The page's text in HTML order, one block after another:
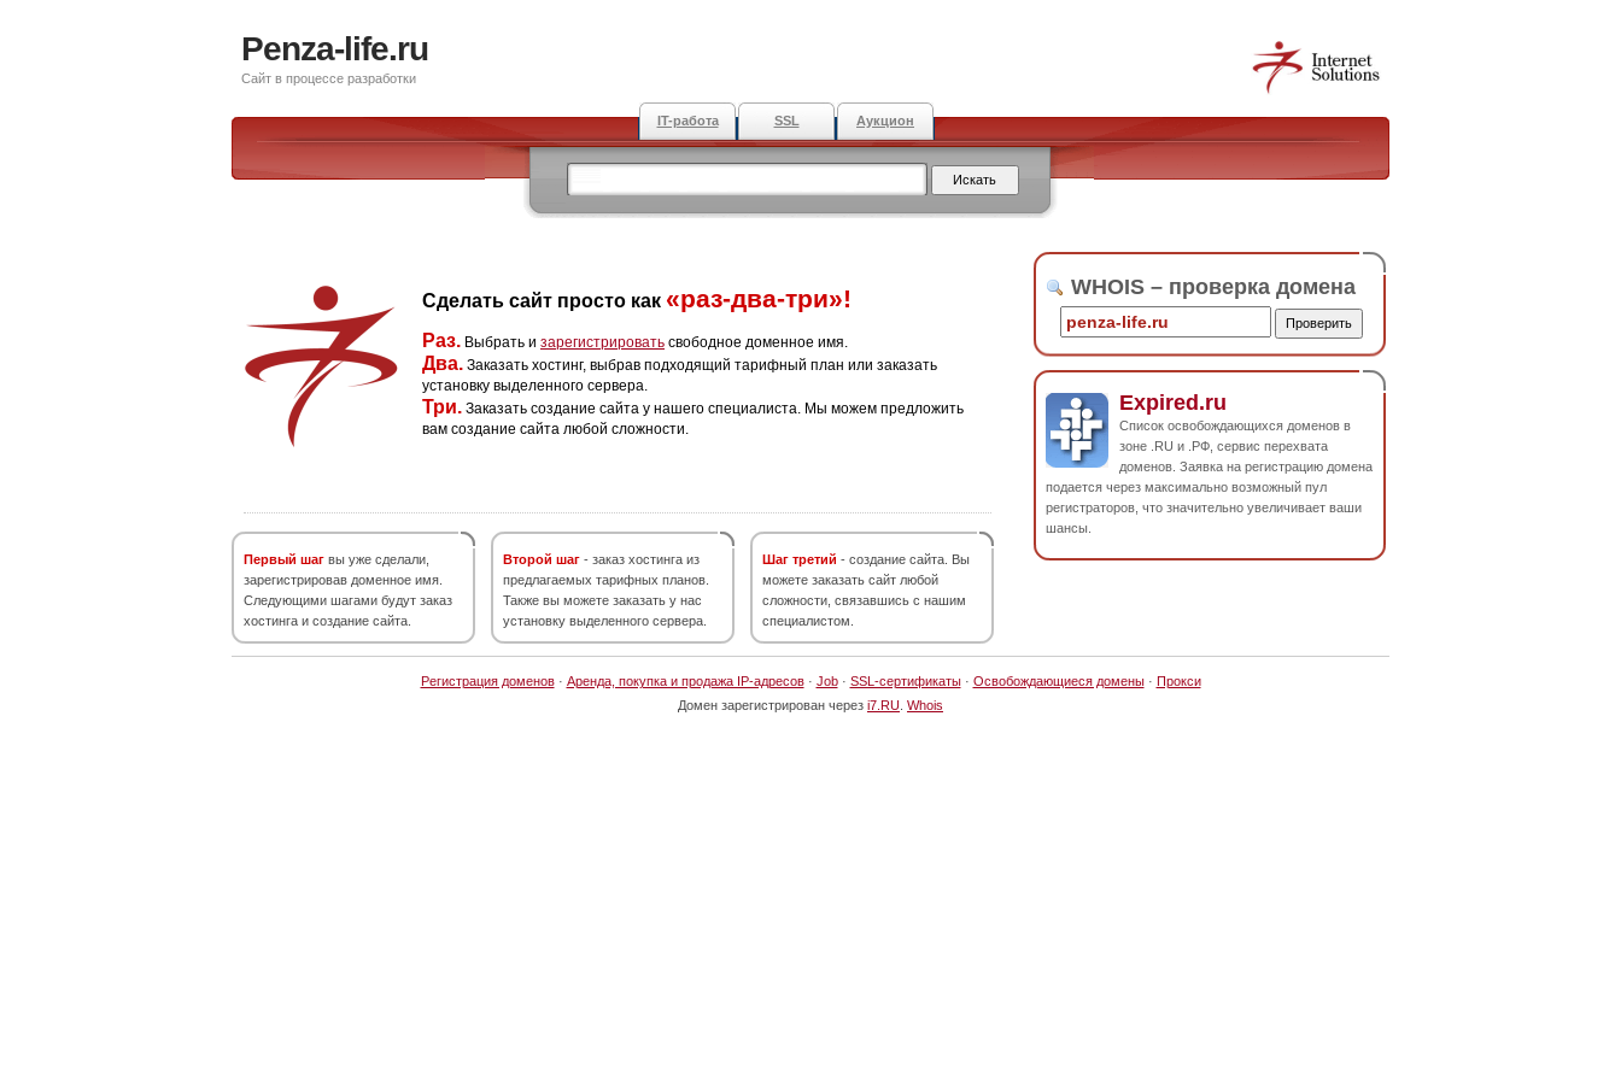
Penza-life.ru
Сайт в процессе разработки
IT-работа SSL Аукцион
Сделать сайт просто как «раз-два-три»!
Раз. Выбрать и зарегистрировать свободное доменное имя.
Два. Заказать хостинг, выбрав подходящий тарифный план или заказать
установку выделенного сервера.
Три. Заказать создание сайта у нашего специалиста. Мы можем предложить
вам создание сайта любой сложности.
Первый шаг вы уже сделали,
зарегистрировав доменное имя.
Следующими шагами будут заказ
хостинга и создание сайта.
Второй шаг - заказ хостинга из
предлагаемых тарифных планов.
Также вы можете заказать у нас
установку выделенного сервера.
Шаг третий - создание сайта. Вы
можете заказать сайт любой
сложности, связавшись с нашим
специалистом.
WHOIS – проверка домена
Expired.ru
Список освобождающихся доменов в
зоне .RU и .РФ, сервис перехвата
доменов. Заявка на регистрацию домена
подается через максимально возможный пул
регистраторов, что значительно увеличивает ваши
шансы.
Регистрация доменов· Аренда, покупка и продажа IP-адресов· Job· SSL-сертификаты· Освобождающиеся домены· Прокси
Домен зарегистрирован через i7.RU Whois